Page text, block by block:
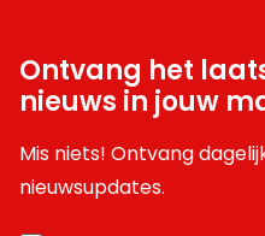
Ontvang het
nieuws in jouw
Mis niets! Ontvang
nieuwsupdates.